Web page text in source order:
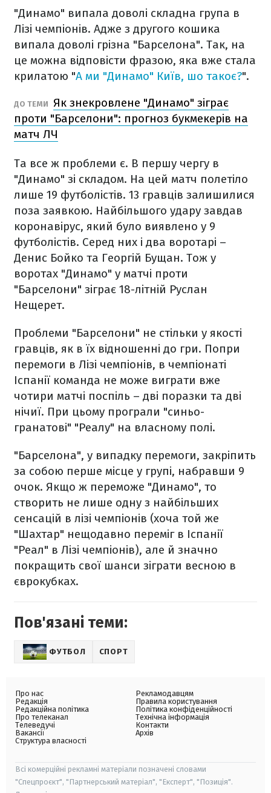
"Динамо" випала доволі складна група в
Лізі чемпіонів. Адже з другого кошика
випала доволі грізна "Барселона". Так, на
це можна відповісти фразою, яка вже стала
крилатою "А ми "Динамо" Київ, шо такоє?".
ДО ТЕМИ Як знекровлене "Динамо" зіграє
проти "Барселони": прогноз букмекерів на
матч ЛЧ
Та все ж проблеми є. В першу чергу в
"Динамо" зі складом. На цей матч полетіло
лише 19 футболістів. 13 гравців залишилися
поза заявкою. Найбільшого удару завдав
коронавірус, який було виявлено у 9
футболістів. Серед них і два воротарі –
Денис Бойко та Георгій Бущан. Тож у
воротах "Динамо" у матчі проти
"Барселони" зіграє 18-літній Руслан
Нещерет.
Проблеми "Барселони" не стільки у якості
гравців, як в їх відношенні до гри. Попри
перемоги в Лізі чемпіонів, в чемпіонаті
Іспанії команда не може виграти вже
чотири матчі поспіль – дві поразки та дві
нічиї. При цьому програли "синьо-
гранатові" "Реалу" на власному полі.
"Барселона", у випадку перемоги, закріпить
за собою перше місце у групі, набравши 9
очок. Якщо ж переможе "Динамо", то
створить не лише одну з найбільших
сенсацій в лізі чемпіонів (хоча той же
"Шахтар" нещодавно переміг в Іспанії
"Реал" в Лізі чемпіонів), але й значно
покращить свої шанси зіграти весною в
єврокубках.
Пов'язані теми:
ФУТБОЛ СПОРТ
Про нас
Редакція
Редакційна політика
Про телеканал
Телеведучі
Вакансії
Структура власності
Рекламодавцям
Правила користування
Політика конфіденційності
Технічна інформація
Контакти
Архів
Всі комерційні рекламні матеріали позначені словами
"Спецпроєкт", "Партнерський матеріал", "Експерт", "Позиція".